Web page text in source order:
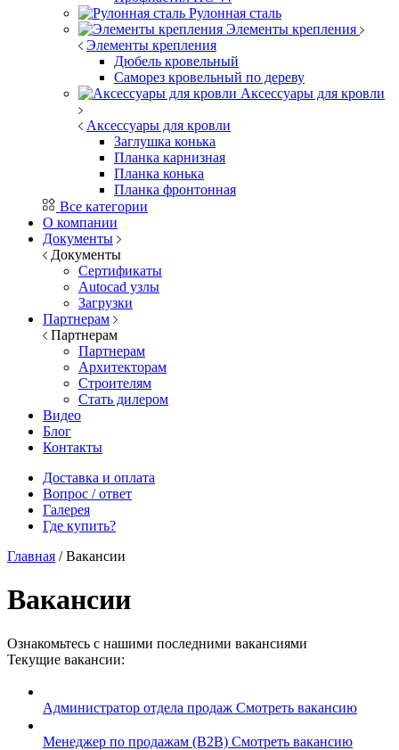
Рулонная сталь
Элементы крепления
Элементы крепления
Дюбель кровельный
Саморез кровельный по дереву
Аксессуары для кровли
Аксессуары для кровли
Заглушка конька
Планка карнизная
Планка конька
Планка фронтонная
Все категории
О компании
Документы
Документы
Сертификаты
Autocad узлы
Загрузки
Партнерам
Партнерам
Партнерам
Архитекторам
Строителям
Стать дилером
Видео
Блог
Контакты
Доставка и оплата
Вопрос / ответ
Галерея
Где купить?
Главная / Вакансии
Вакансии
Ознакомьтесь с нашими последними вакансиями
Текущие вакансии:
Администратор отдела продаж Смотреть вакансию
Менеджер по продажам (B2B) Смотреть вакансию